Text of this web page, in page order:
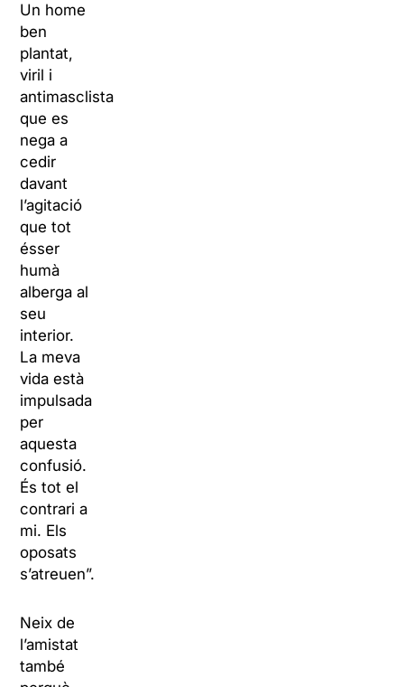
Un home
ben
plantat,
viril i
antimasclista,
que es
nega a
cedir
davant
l’agitació
que tot
ésser
humà
alberga al
seu
interior.
La meva
vida està
impulsada
per
aquesta
confusió.
És tot el
contrari a
mi. Els
oposats
s’atreuen”.
Neix de
l’amistat
també